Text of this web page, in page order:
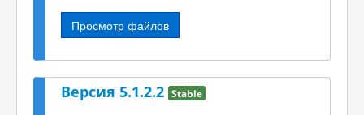
Просмотр файлов
Версия 5.1.2.2 Stable